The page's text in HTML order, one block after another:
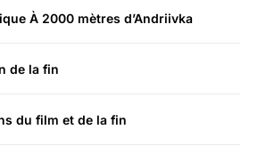
À 2000 mètres d’Andriivka
de la fin
du film et de la fin